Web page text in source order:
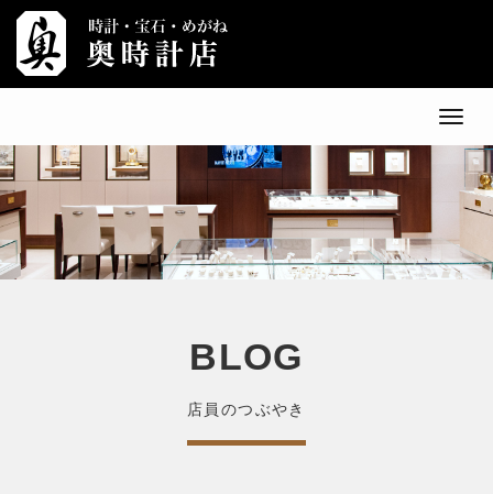
メ
ニ
ュ
ー
BLOG
店員のつぶやき